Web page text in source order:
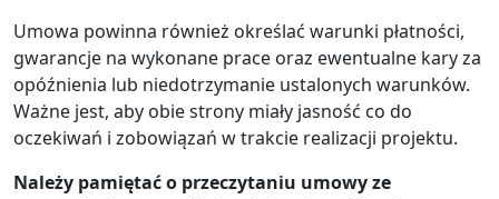
Umowa powinna również określać warunki płatności,
gwarancje na wykonane prace oraz ewentualne kary za
opóźnienia lub niedotrzymanie ustalonych warunków.
Ważne jest, aby obie strony miały jasność co do
oczekiwań i zobowiązań w trakcie realizacji projektu.
Należy pamiętać o przeczytaniu umowy ze